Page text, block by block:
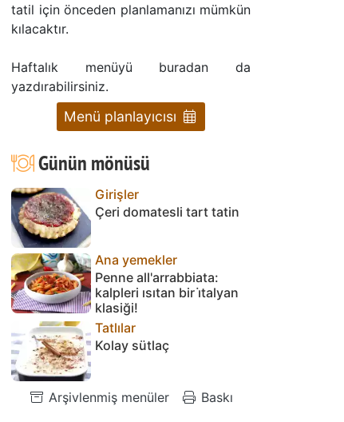
tatil için önceden planlamanızı mümkün
kılacaktır.
Haftalık menüyü buradan da
yazdırabilirsiniz.
Menü planlayıcısı
Günün mönüsü
Girişler
Çeri domatesli tart tatin
Ana yemekler
Penne all'arrabbiata:
kalpleri ısıtan bir i̇talyan
klasiği!
Tatlılar
Kolay sütlaç
Arşivlenmiş menüler Baskı